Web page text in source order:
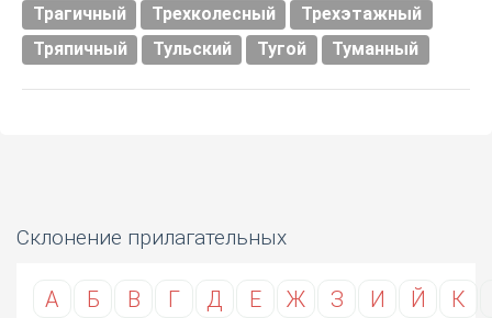
Трагичный
Трехколесный
Трехэтажный
Тряпичный
Тульский Тугой Туманный
Склонение прилагательных
А Б В Г Д Е Ж З И Й К